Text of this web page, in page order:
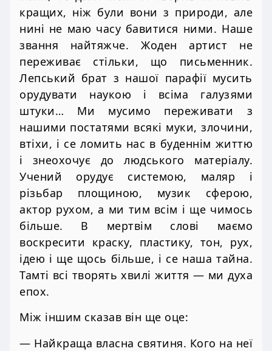
кращих, ніж були вони з природи, але
нині не маю часу бавитися ними. Наше
звання найтяжче. Жоден артист не
переживає стільки, що письменник.
Лепський брат з нашої парафії мусить
орудувати наукою і всіма галузями
штуки… Ми мусимо переживати з
нашими постатями всякі муки, злочини,
втіхи, і се ломить нас в буденнім життю
і знеохочує до людського матеріалу.
Учений орудує системою, маляр і
різьбар площиною, музик сферою,
актор рухом, а ми тим всім і ще чимось
більше. В мертвім слові маємо
воскресити краску, пластику, тон, рух,
ідею і ще щось більше, і се наша тайна.
Тамті всі творять хвилі життя — ми духа
епох.
Між іншим сказав він ще оце:
— Найкраща власна святиня. Кого на неї